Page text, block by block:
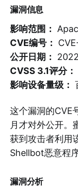
漏洞信息
影响范围：
CVE编号：
公开日期：
CVSS 3.1评分：
影响设备量级：
这个漏洞的CVE
月才对外公开。
获到攻击者利用
Shellbot恶意程
漏洞分析